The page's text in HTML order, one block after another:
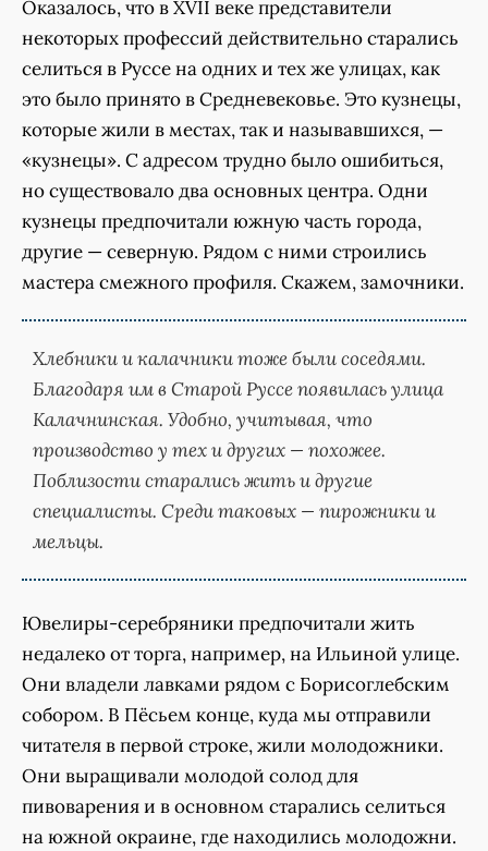
Оказалось, что в XVII веке представители
некоторых профессий действительно старались
селиться в Руссе на одних и тех же улицах, как
это было принято в Средневековье. Это кузнецы,
которые жили в местах, так и называвшихся, —
«кузнецы». С адресом трудно было ошибиться,
но существовало два основных центра. Одни
кузнецы предпочитали южную часть города,
другие — северную. Рядом с ними строились
мастера смежного профиля. Скажем, замочники.
Хлебники и калачники тоже были соседями.
Благодаря им в Старой Руссе появилась улица
Калачнинская. Удобно, учитывая, что
производство у тех и других — похожее.
Поблизости старались жить и другие
специалисты. Среди таковых — пирожники и
мельцы.
Ювелиры-серебряники предпочитали жить
недалеко от торга, например, на Ильиной улице.
Они владели лавками рядом с Борисоглебским
собором. В Пёсьем конце, куда мы отправили
читателя в первой строке, жили молодожники.
Они выращивали молодой солод для
пивоварения и в основном старались селиться
на южной окраине, где находились молодожни.